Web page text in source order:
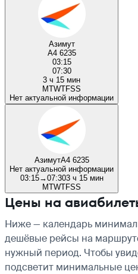
Азимут
A4 6235
03:15
07:30
3 ч 15 мин
MTWTFSS
Нет актуальной информации
АзимутA4 6235
Нет актуальной информации
03:15→07:303 ч 15 мин
MTWTFSS
Цены на
Ниже — календарь
дешёвые рейсы на
нужный период. Чтобы
подсветит минимальные